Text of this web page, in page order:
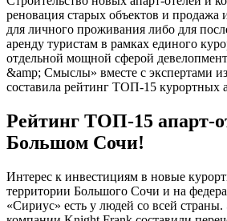
реновация старых объектов и продажа
для личного проживания либо для
аренду туристам в рамках единого
отдельной мощной сферой
&amp; Смыслы» вместе с экспертами
составила рейтинг ТОП-15 курортных
Рейтинг ТОП-15 апарт-
Большом Сочи!
Интерес к инвестициям в новые
территории Большого Сочи и на
«Сириус» есть у людей со всей